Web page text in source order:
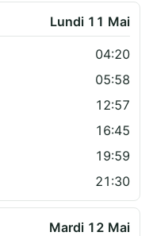
Lundi 11 Mai
04:20
05:58
12:57
16:45
19:59
21:30
Mardi 12 Mai